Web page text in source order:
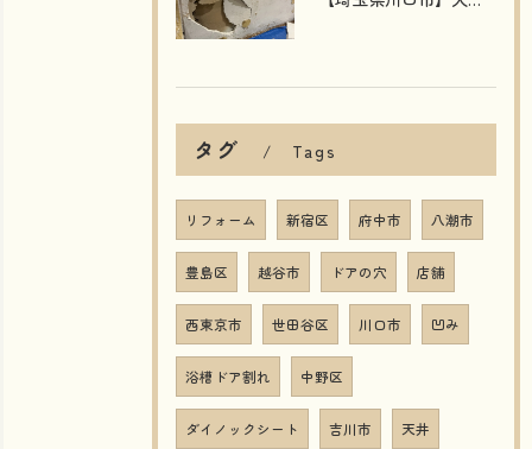
タグ Tags
リフォーム 新宿区 府中市 八潮市
豊島区 越谷市 ドアの穴 店舗
西東京市 世田谷区 川口市 凹み
浴槽ドア割れ 中野区
ダイノックシート 吉川市 天井